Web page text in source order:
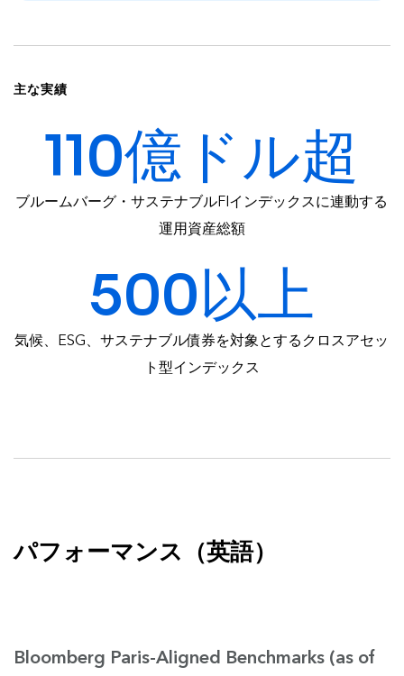
主な実績
110億ドル超
ブルームバーグ・サステナブルFIインデックスに連動する
運用資産総額
500以上
気候、ESG、サステナブル債券を対象とするクロスアセッ
ト型インデックス
パフォーマンス（英語）
Bloomberg Paris-Aligned Benchmarks (as of